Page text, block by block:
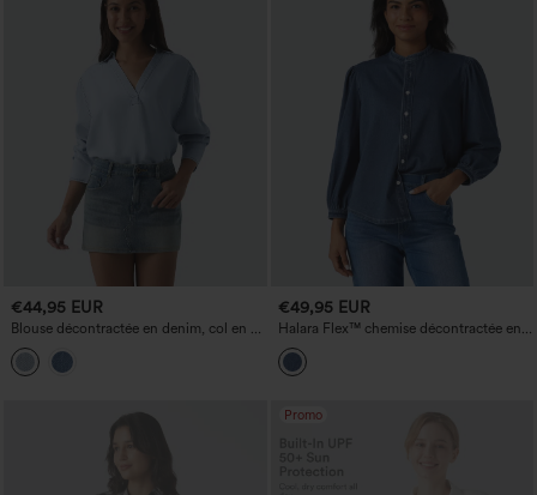
€44,95 EUR
Blouse décontractée en denim, col en V
et manches longues
€49,95 EUR
Halara Flex™ chemise décontractée en
denim à col montant et manches 3/4
bouffantes
Promo